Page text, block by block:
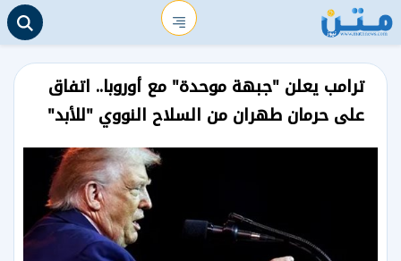
ترامب يعلن "جبهة موحدة" مع أوروبا.. اتفاق
على حرمان طهران من السلاح النووي "للأبد"